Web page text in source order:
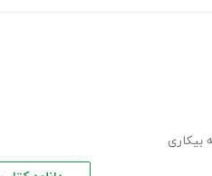
بیکاری